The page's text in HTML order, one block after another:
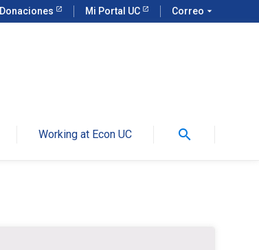
Donaciones Mi Portal UC Correo arrow_drop_down
Working at Econ UC search